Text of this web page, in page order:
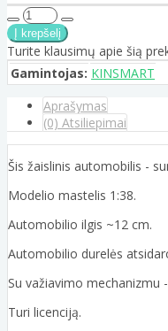
Turite klausimų apie šią
Gamintojas: KINSMART
Aprašymas
(0) Atsiliepimai
Šis žaislinis automobilis -
Modelio mastelis 1:38.
Automobilio ilgis ~12 cm.
Automobilio durelės
Su važiavimo mechanizmu
Turi licenciją.